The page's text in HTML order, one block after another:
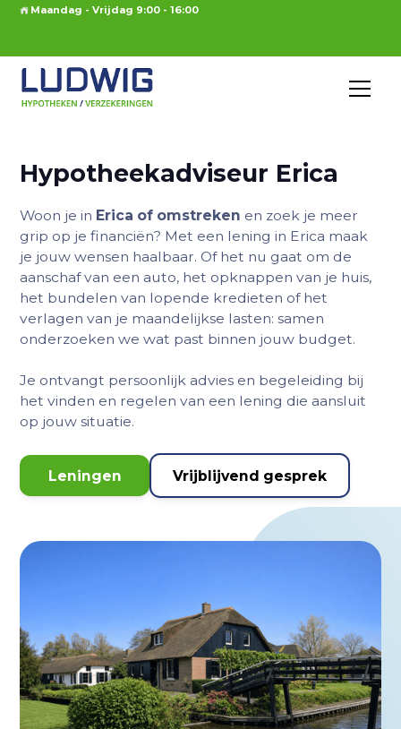
Maandag - Vrijdag 9:00 - 16:00
Hypotheekadviseur Erica
Woon je in Erica of omstreken en zoek je meer
grip op je financiën? Met een lening in Erica maak
je jouw wensen haalbaar. Of het nu gaat om de
aanschaf van een auto, het opknappen van je huis,
het bundelen van lopende kredieten of het
verlagen van je maandelijkse lasten: samen
onderzoeken we wat past binnen jouw budget.
Je ontvangt persoonlijk advies en begeleiding bij
het vinden en regelen van een lening die aansluit
op jouw situatie.
Leningen Vrijblijvend gesprek